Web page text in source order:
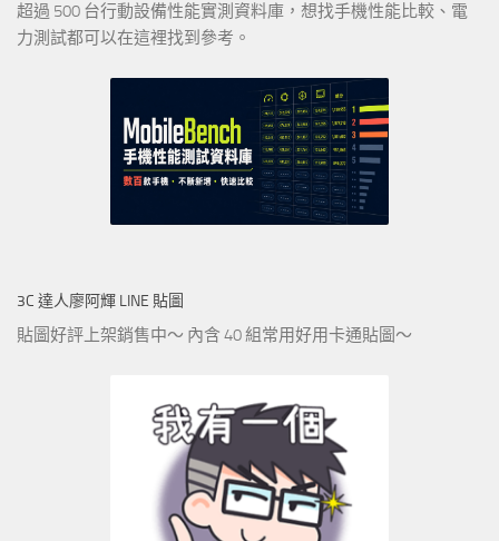
超過 500 台行動設備性能實測資料庫，想找手機性能比較、電
力測試都可以在這裡找到參考。
3C 達人廖阿輝 LINE 貼圖
貼圖好評上架銷售中～ 內含 40 組常用好用卡通貼圖～